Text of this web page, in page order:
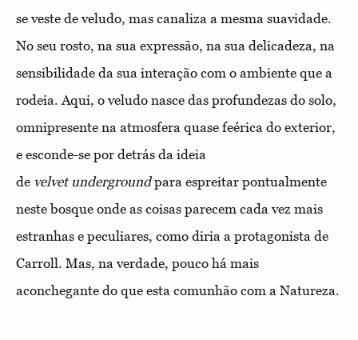
se veste de veludo, mas canaliza a mesma suavidade.
No seu rosto, na sua expressão, na sua delicadeza, na
sensibilidade da sua interação com o ambiente que a
rodeia. Aqui, o veludo nasce das profundezas do solo,
omnipresente na atmosfera quase feérica do exterior,
e esconde-se por detrás da ideia
de velvet undergroundpara espreitar pontualmente
neste bosque onde as coisas parecem cada vez mais
estranhas e peculiares, como diria a protagonista de
Carroll. Mas, na verdade, pouco há mais
aconchegante do que esta comunhão com a Natureza.